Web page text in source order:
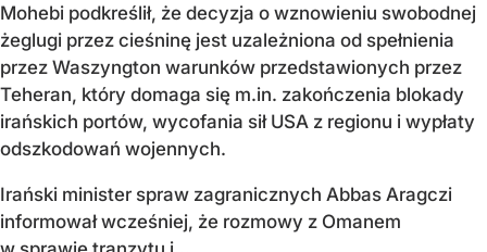
Mohebi podkreślił, że decyzja o wznowieniu swobodnej
żeglugi przez cieśninę jest uzależniona od spełnienia
przez Waszyngton warunków przedstawionych przez
Teheran, który domaga się m.in. zakończenia blokady
irańskich portów, wycofania sił USA z regionu i wypłaty
odszkodowań wojennych.
Irański minister spraw zagranicznych Abbas Aragczi
informował wcześniej, że rozmowy z Omanem